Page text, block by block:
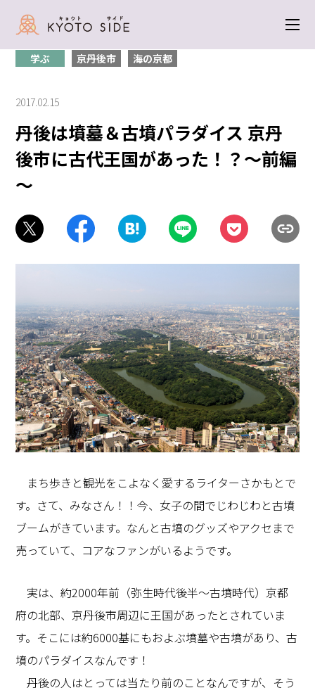
た！？～前編～
学ぶ 京丹後市 海の京都
2017.02.15
丹後は墳墓＆古墳パラダイス 京丹
後市に古代王国があった！？～前編
～
まち歩きと観光をこよなく愛するライターさかもとで
す。さて、みなさん！！今、女子の間でじわじわと古墳
ブームがきています。なんと古墳のグッズやアクセまで
売っていて、コアなファンがいるようです。
実は、約2000年前（弥生時代後半～古墳時代）京都
府の北部、京丹後市周辺に王国があったとされていま
す。そこには約6000基にもおよぶ墳墓や古墳があり、古
墳のパラダイスなんです！
丹後の人はとっては当たり前のことなんですが、そう